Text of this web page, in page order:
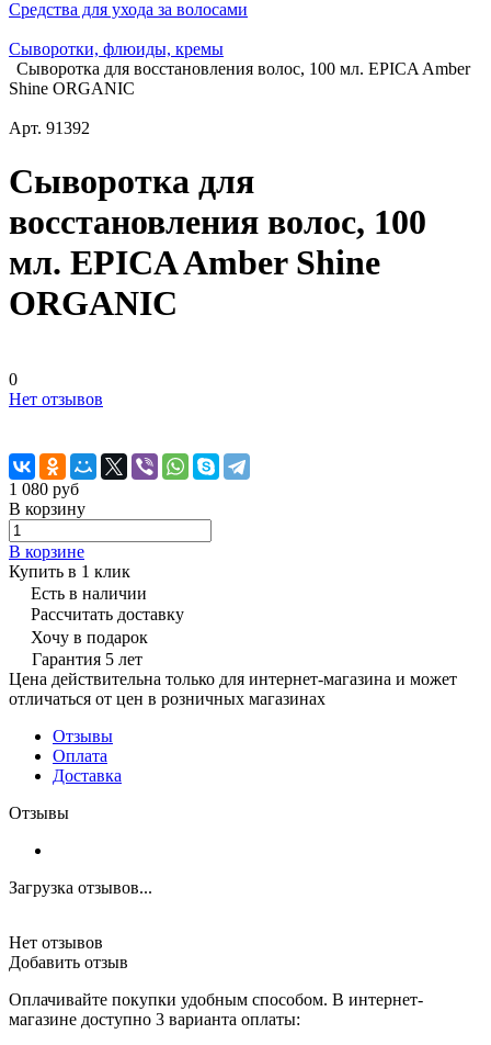
Средства для ухода за волосами
Сыворотки, флюиды, кремы
Сыворотка для восстановления волос, 100 мл. EPICA Amber
Shine ORGANIC
Арт. 91392
Сыворотка для
восстановления волос, 100
мл. EPICA Amber Shine
ORGANIC
0
Нет отзывов
1 080 руб
В корзину
В корзине
Купить в 1 клик
Есть в наличии
Рассчитать доставку
Хочу в подарок
Гарантия 5 лет
Цена действительна только для интернет-магазина и может
отличаться от цен в розничных магазинах
Отзывы
Оплата
Доставка
Отзывы
Загрузка отзывов...
Нет отзывов
Добавить отзыв
Оплачивайте покупки удобным способом. В интернет-
магазине доступно 3 варианта оплаты: